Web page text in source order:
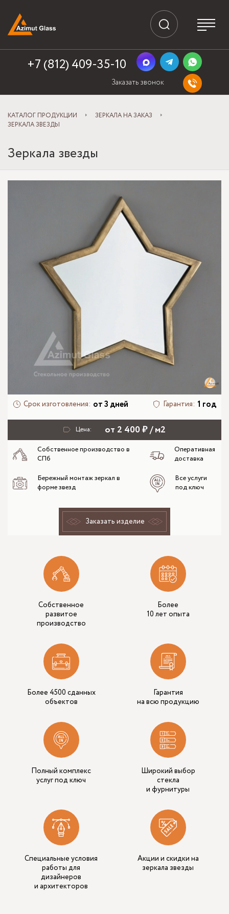
+7 (812) 409-35-10
Заказать звонок
КАТАЛОГ ПРОДУКЦИИ
ЗЕРКАЛА НА ЗАКАЗ
ЗЕРКАЛА ЗВЕЗДЫ
Зеркала звезды
Срок изготовления: от 3 дней Гарантия: 1 год
Цена: от 2 400 ₽ / м2
Собственное производство в
СПб
Оперативная
доставка
Бережный монтаж зеркал в
форме звезд
Все услуги
под ключ
Заказать изделие
Собственное
развитое
производство
Более
10 лет опыта
Более 4500 сданных
объектов
Гарантия
на всю продукцию
Полный комплекс
услуг под ключ
Широкий выбор
стекла
и фурнитуры
Специальные условия
работы для
дизайнеров
и архитекторов
Акции и скидки на
зеркала звезды